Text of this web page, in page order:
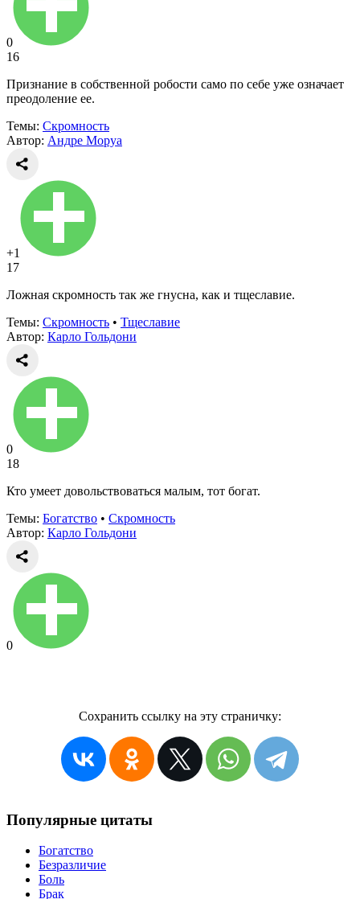
0
16
Признание в собственной робости само по себе уже означает
преодоление ее.
Темы: Скромность
Автор: Андре Моруа
+1
17
Ложная скромность так же гнусна, как и тщеславие.
Темы: Скромность • Тщеславие
Автор: Карло Гольдони
0
18
Кто умеет довольствоваться малым, тот богат.
Темы: Богатство • Скромность
Автор: Карло Гольдони
0
Сохранить ссылку на эту страничку:
Популярные цитаты
Богатство
Безразличие
Боль
Брак